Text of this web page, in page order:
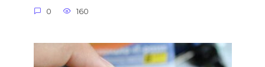
0 160